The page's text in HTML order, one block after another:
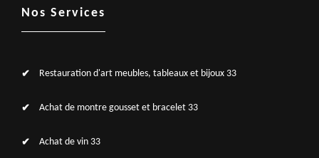
Nos Services
Restauration d'art meubles, tableaux et bijoux 33
Achat de montre gousset et bracelet 33
Achat de vin 33